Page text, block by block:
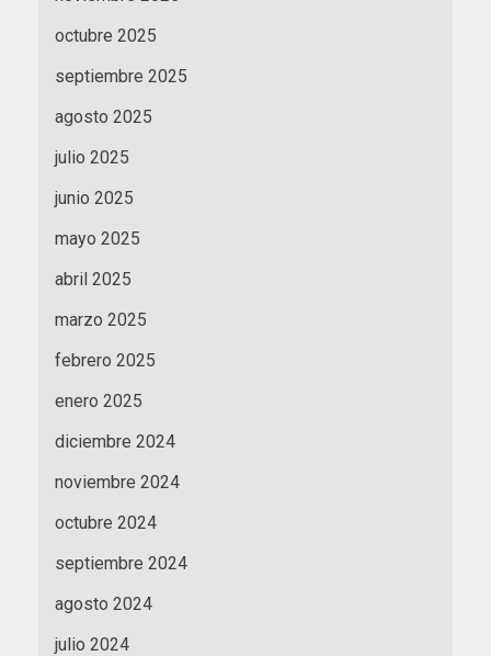
octubre 2025
septiembre 2025
agosto 2025
julio 2025
junio 2025
mayo 2025
abril 2025
marzo 2025
febrero 2025
enero 2025
diciembre 2024
noviembre 2024
octubre 2024
septiembre 2024
agosto 2024
julio 2024